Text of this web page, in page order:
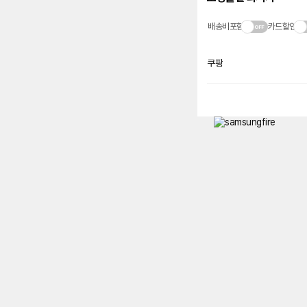
배송비포함 카드할인
쿠팡